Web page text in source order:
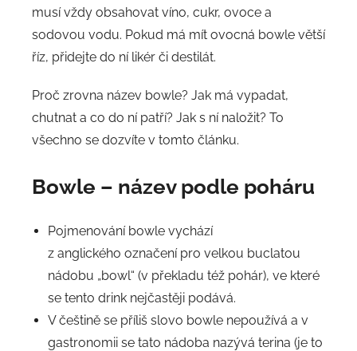
musí vždy obsahovat víno, cukr, ovoce a
sodovou vodu. Pokud má mít ovocná bowle větší
říz, přidejte do ní likér či destilát.
Proč zrovna název bowle? Jak má vypadat,
chutnat a co do ní patří? Jak s ní naložit? To
všechno se dozvíte v tomto článku.
Bowle – název podle poháru
Pojmenování bowle vychází
z anglického označení pro velkou buclatou
nádobu „bowl“ (v překladu též pohár), ve které
se tento drink nejčastěji podává.
V češtině se příliš slovo bowle nepoužívá a v
gastronomii se tato nádoba nazývá terina (je to